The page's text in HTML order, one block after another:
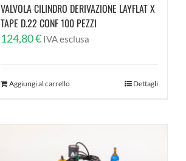
VALVOLA CILINDRO DERIVAZIONE LAYFLAT X
TAPE D.22 CONF 100 PEZZI
124,80€ IVA esclusa
Aggiungi al carrello Dettagli